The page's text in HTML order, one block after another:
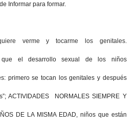
Informar paraformar.
verme y tocarme los genitales.
el desarrollo sexual de los niños
primero se tocan los genitales y después
ACTIVIDADES NORMALES SIEMPRE Y
DE LA MISMA EDAD, niños que están